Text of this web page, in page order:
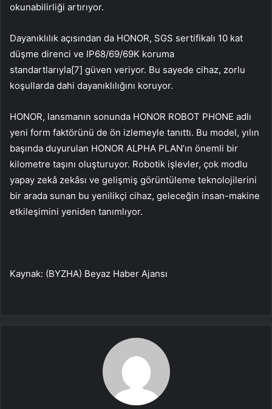
okunabilirliği artırıyor.
Dayanıklılık açısından da HONOR, SGS sertifikalı 10 kat
düşme direnci ve IP68/69/69K koruma
standartlarıyla[7] güven veriyor. Bu sayede cihaz, zorlu
koşullarda dahi dayanıklılığını koruyor.
HONOR, lansmanın sonunda HONOR ROBOT PHONE adlı
yeni form faktörünü de ön izlemeyle tanıttı. Bu model, yılın
başında duyurulan HONOR ALPHA PLAN’ın önemli bir
kilometre taşını oluşturuyor. Robotik işlevler, çok modlu
yapay zekâ zekâsı ve gelişmiş görüntüleme teknolojilerini
bir arada sunan bu yenilikçi cihaz, geleceğin insan-makine
etkileşimini yeniden tanımlıyor.
Kaynak: (BYZHA) Beyaz Haber Ajansı